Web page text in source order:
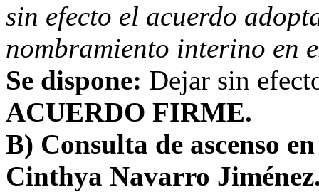
sin efecto el acuerdo
nombramiento interino en
Se dispone: Dejar sin
ACUERDO FIRME.
B) Consulta de ascenso
Cinthya Navarro